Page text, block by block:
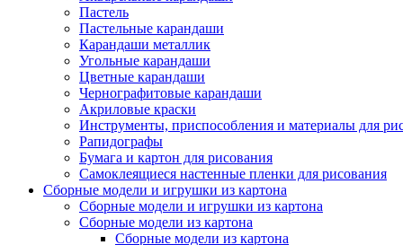
Пастель
Пастельные карандаши
Карандаши металлик
Угольные карандаши
Цветные карандаши
Чернографитовые карандаши
Акриловые краски
Инструменты, приспособления и материалы для
Рапидографы
Бумага и картон для рисования
Самоклеящиеся настенные пленки для рисования
Сборные модели и игрушки из картона
Сборные модели и игрушки из картона
Сборные модели из картона
Сборные модели из картона